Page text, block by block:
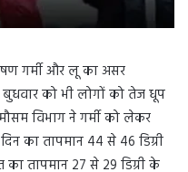
गर्मी और लू का असर
को भी लोगों को तेज धूप
विभाग ने गर्मी को लेकर
का तापमान 44 से 46 डिग्री
तापमान 27 से 29 डिग्री के